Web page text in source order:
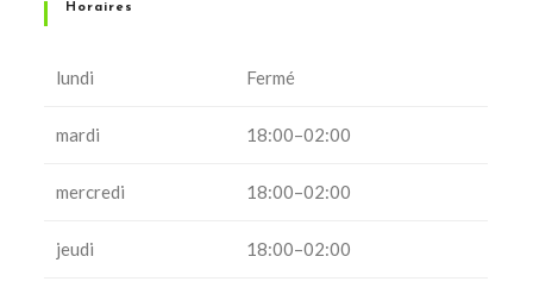
Horaires
lundi Fermé
mardi 18:00–02:00
mercredi 18:00–02:00
jeudi 18:00–02:00